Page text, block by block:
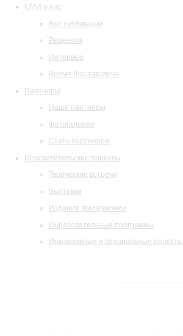
СМИ о нас
Все публикации
Рецензии
Интервью
Время Шостаковича
Партнеры
Наши партнеры
Фотогалерея
Стать партнером
Просветительские проекты
Творческие встречи
Выставки
Издания филармонии
Образовательные программы
Инклюзивные и специальные проекты